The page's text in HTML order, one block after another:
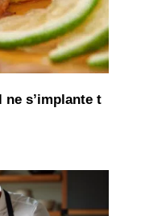
ne s’implante t